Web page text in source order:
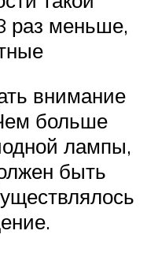
раз меньше,
внимание
больше
лампы,
быть